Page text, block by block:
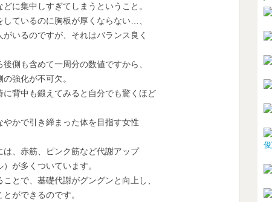
集中しすぎてしまうということ。
ているのに胸板が厚くならない…、
るのですが、それはバランス良く
も含めて一周分の数値ですから、
強化が不可欠。
背中も鍛えてみると自分でも驚くほど
かで引き締まった体を目指す女性
、赤筋、ピンク筋など代謝アップ
が多くついています。
で、基礎代謝がグングンと向上し、
ができるのです。